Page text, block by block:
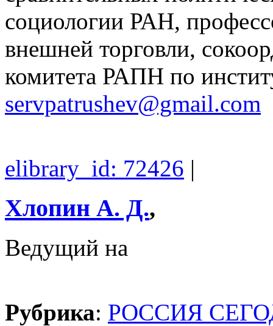
социологии РАН,
внешней торговли,
комитета РАПН по
servpatrushev@gmail.com
elibrary_id: 72426 |
Хлопин А. Д.,
Ведущий на
Рубрика: РОССИЯ